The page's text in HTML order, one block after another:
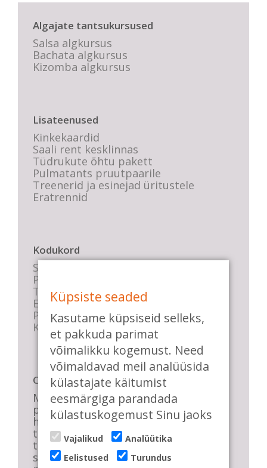
Algajate tantsukursused
Salsa algkursus
Bachata algkursus
Kizomba algkursus
Lisateenused
Kinkekaardid
Saali rent kesklinnas
Tüdrukute õhtu pakett
Pulmatants pruutpaarile
Treenerid ja esinejad üritustele
Eratrennid
Kodukord
Stuudio sisekord
Privaatsustingimused
Tasemete kirjeldused
E-poe tingimused
Parkimise info
KKK
Casa de Baile
Me pühendume lõbusale olemisele,
positiivsele seltskonnale ja
huvitavatele ning kasulikele
tantsudele. Kui mõnes meie
talveõhtuses trennis tuled kustutada,
siis vaatab vastu säravate silmade
Küpsiste seaded
Kasutame küpsiseid selleks,
et pakkuda parimat
võimalikku kogemust. Need
võimaldavad meil analüüsida
külastajate käitumist
eesmärgiga parandada
külastuskogemust Sinu jaoks
Vajalikud
Analüütika
Eelistused
Turundus